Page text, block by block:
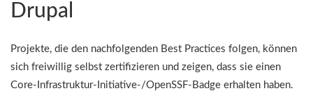
Drupal
Projekte, die den nachfolgenden Best Practices folgen, können
sich freiwillig selbst zertifizieren und zeigen, dass sie einen
Core-Infrastruktur-Initiative-/OpenSSF-Badge erhalten haben.